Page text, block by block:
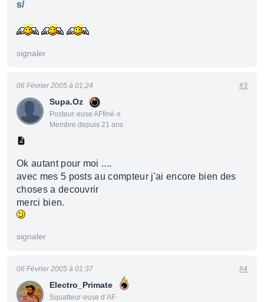
s/
signaler
Supa.Oz
Posteur·euse AFfiné·e
Membre depuis 21 ans
06 Février 2005 à 01:24 #3
Ok autant pour moi ....
avec mes 5 posts au compteur j'ai encore bien des
choses a decouvrir
merci bien.
signaler
Electro_Primate
Squatteur·euse d’AF
06 Février 2005 à 01:37 #4